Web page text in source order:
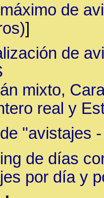
de
]
de
mixto,
real y
"avistajes
de días
por día y